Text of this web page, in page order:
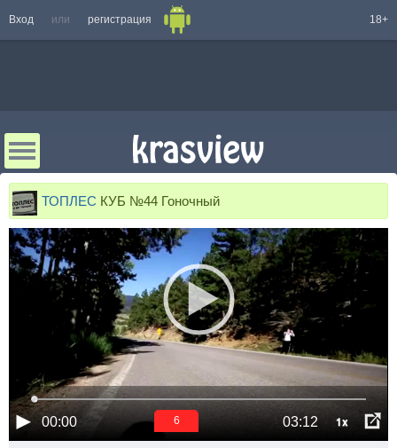
Вход или регистрация 18+
ТОПЛЕС КУБ №44 Гоночный
00:00 03:12 1x
6